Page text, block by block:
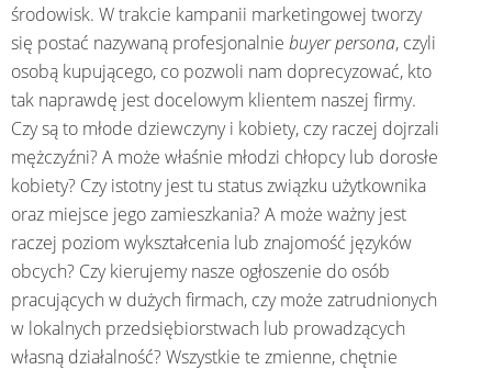
środowisk. W trakcie kampanii marketingowej tworzy
się postać nazywaną profesjonalnie buyer persona, czyli
osobą kupującego, co pozwoli nam doprecyzować, kto
tak naprawdę jest docelowym klientem naszej firmy.
Czy są to młode dziewczyny i kobiety, czy raczej dojrzali
mężczyźni? A może właśnie młodzi chłopcy lub dorosłe
kobiety? Czy istotny jest tu status związku użytkownika
oraz miejsce jego zamieszkania? A może ważny jest
raczej poziom wykształcenia lub znajomość języków
obcych? Czy kierujemy nasze ogłoszenie do osób
pracujących w dużych firmach, czy może zatrudnionych
w lokalnych przedsiębiorstwach lub prowadzących
własną działalność? Wszystkie te zmienne, chętnie